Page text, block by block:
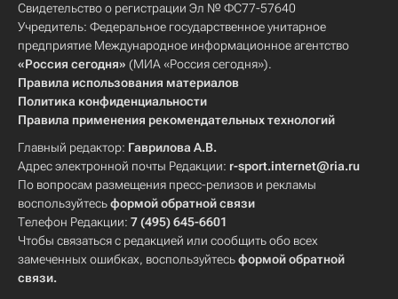
Свидетельство о регистрации Эл № ФС77-57640
Учредитель: Федеральное государственное унитарное
предприятие Международное информационное агентство
«Россия сегодня» (МИА «Россия сегодня»).
Правила использования материалов
Политика конфиденциальности
Правила применения рекомендательных технологий
Главный редактор: Гаврилова А.В.
Адрес электронной почты Редакции: r-sport.internet@ria.ru
По вопросам размещения пресс-релизов и рекламы
воспользуйтесьформой обратной связи
Телефон Редакции: 7 (495) 645-6601
Чтобы связаться с редакцией или сообщить обо всех
замеченных ошибках, воспользуйтесьформой обратной
связи.